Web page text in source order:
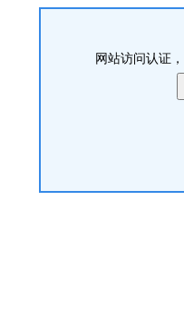
网站访问认证